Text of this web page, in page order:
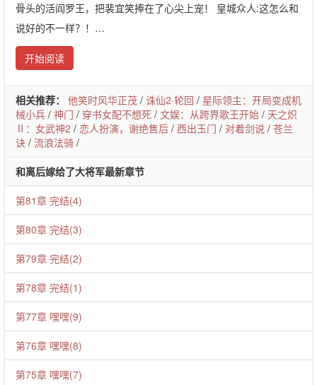
骨头的活阎罗王，把裴宜笑捧在了心尖上宠！ 皇城众人:这怎么和
说好的不一样？！…
开始阅读
相关推荐： 他笑时风华正茂 / 诛仙2·轮回 / 星际领主：开局变成机
械小兵 / 神门 / 穿书女配不想死 / 文娱：从跨界歌王开始 / 天之炽
Ⅱ：女武神2 / 恋人扮演，谢绝售后 / 西出玉门 / 对着剑说 / 苍兰
诀 / 流浪法骑 /
和离后嫁给了大将军最新章节
第81章 完结(4)
第80章 完结(3)
第79章 完结(2)
第78章 完结(1)
第77章 嘿嘿(9)
第76章 嘿嘿(8)
第75章 嘿嘿(7)